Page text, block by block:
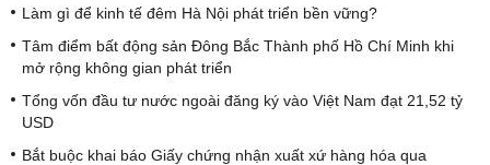
Làm gì để kinh tế đêm Hà Nội phát triển bền vững?
Tâm điểm bất động sản Đông Bắc Thành phố Hồ Chí Minh khi
mở rộng không gian phát triển
Tổng vốn đầu tư nước ngoài đăng ký vào Việt Nam đạt 21,52 tỷ
USD
Bắt buộc khai báo Giấy chứng nhận xuất xứ hàng hóa qua